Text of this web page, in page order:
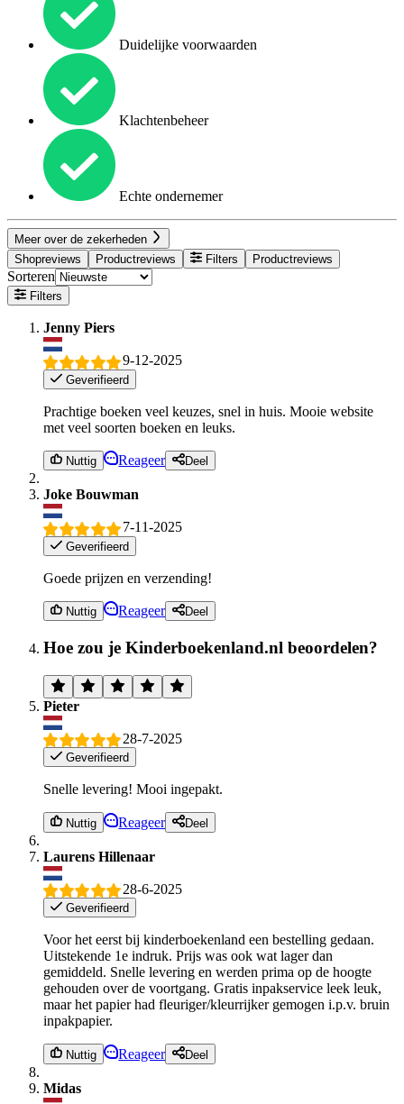
Duidelijke voorwaarden
Klachtenbeheer
Echte ondernemer
Meer over de zekerheden
Shopreviews
Productreviews Filters Productreviews
Sorteren
Filters
Jenny Piers
9-12-2025
Geverifieerd
Prachtige boeken veel keuzes, snel in huis. Mooie website
met veel soorten boeken en leuks.
Nuttig Reageer Deel
Joke Bouwman
7-11-2025
Geverifieerd
Goede prijzen en verzending!
Nuttig Reageer Deel
Hoe zou je Kinderboekenland.nl beoordelen?
Pieter
28-7-2025
Geverifieerd
Snelle levering! Mooi ingepakt.
Nuttig Reageer Deel
Laurens Hillenaar
28-6-2025
Geverifieerd
Voor het eerst bij kinderboekenland een bestelling gedaan.
Uitstekende 1e indruk. Prijs was ook wat lager dan
gemiddeld. Snelle levering en werden prima op de hoogte
gehouden over de voortgang. Gratis inpakservice leek leuk,
maar het papier had fleuriger/kleurrijker gemogen i.p.v. bruin
inpakpapier.
Nuttig Reageer Deel
Midas